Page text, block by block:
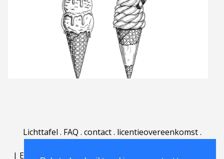
Lichttafel . FAQ . contact. licentieovereenkomst.
| English | Deutsch Español | Português